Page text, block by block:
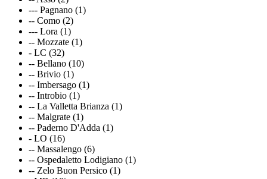
--- Pagnano (1)
-- Como (2)
--- Lora (1)
-- Mozzate (1)
- LC (32)
-- Bellano (10)
-- Brivio (1)
-- Imbersago (1)
-- Introbio (1)
-- La Valletta Brianza (1)
-- Malgrate (1)
-- Paderno D'Adda (1)
- LO (16)
-- Massalengo (6)
-- Ospedaletto Lodigiano (1)
-- Zelo Buon Persico (1)